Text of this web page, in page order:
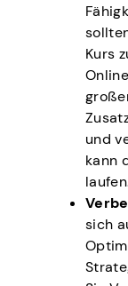
Kurs
und
kann
sich